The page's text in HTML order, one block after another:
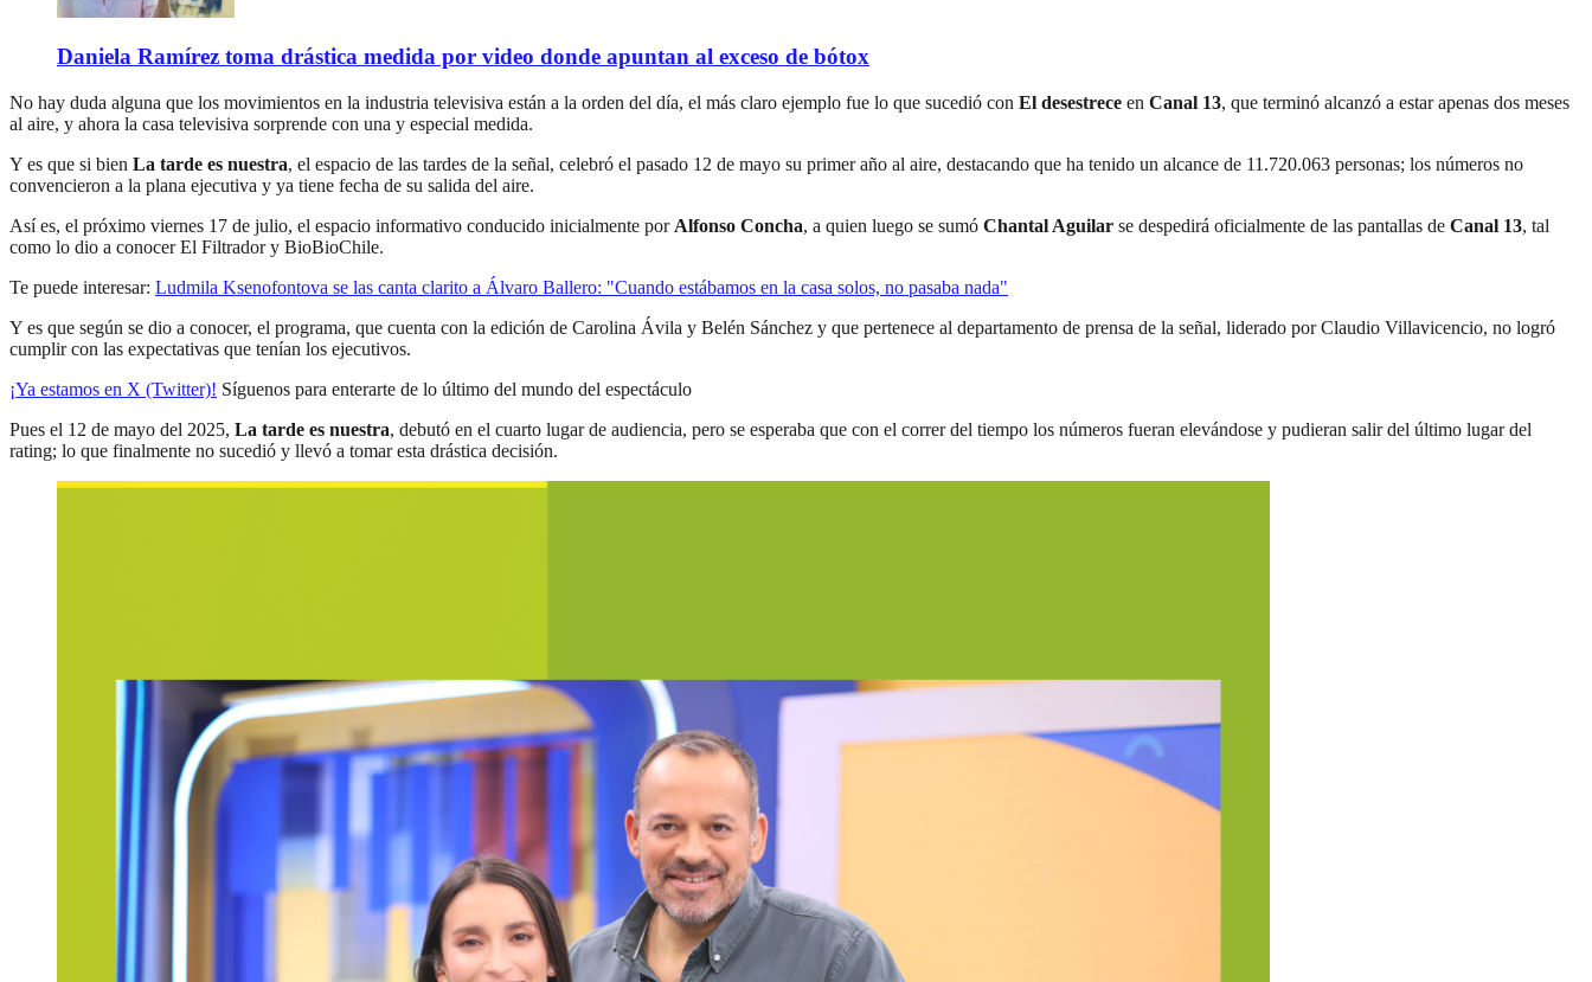
Daniela Ramírez toma drástica medida por video donde apuntan al exceso de bótox
No hay duda alguna que los movimientos en la industria televisiva están a la orden del día, el más claro ejemplo fue lo que sucedió con El desestrece en Canal 13, que terminó alcanzó a estar apenas dos meses
al aire, y ahora la casa televisiva sorprende con una y especial medida.
Y es que si bien La tarde es nuestra, el espacio de las tardes de la señal, celebró el pasado 12 de mayo su primer año al aire, destacando que ha tenido un alcance de 11.720.063 personas; los números no
convencieron a la plana ejecutiva y ya tiene fecha de su salida del aire.
Así es, el próximo viernes 17 de julio, el espacio informativo conducido inicialmente por Alfonso Concha, a quien luego se sumó Chantal Aguilar se despedirá oficialmente de las pantallas de Canal 13, tal
como lo dio a conocer El Filtrador y BioBioChile.
Te puede interesar: Ludmila Ksenofontova se las canta clarito a Álvaro Ballero: "Cuando estábamos en la casa solos, no pasaba nada"
Y es que según se dio a conocer, el programa, que cuenta con la edición de Carolina Ávila y Belén Sánchez y que pertenece al departamento de prensa de la señal, liderado por Claudio Villavicencio, no logró
cumplir con las expectativas que tenían los ejecutivos.
¡Ya estamos en X (Twitter)! Síguenos para enterarte de lo último del mundo del espectáculo
Pues el 12 de mayo del 2025, La tarde es nuestra, debutó en el cuarto lugar de audiencia, pero se esperaba que con el correr del tiempo los números fueran elevándose y pudieran salir del último lugar del
rating; lo que finalmente no sucedió y llevó a tomar esta drástica decisión.